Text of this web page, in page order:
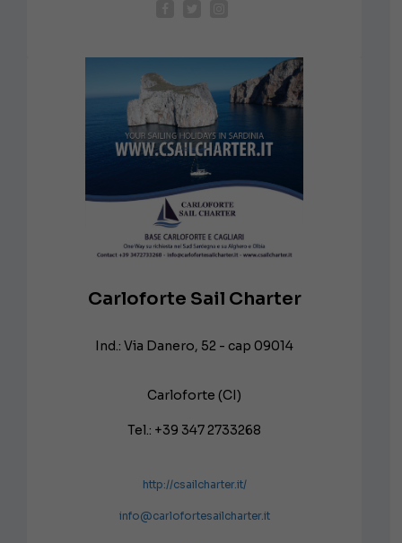
Carloforte Sail Charter
Ind.: Via Danero, 52 - cap 09014
Carloforte (CI)
Tel.: +39 347 2733268
http://csailcharter.it/
info@carlofortesailcharter.it